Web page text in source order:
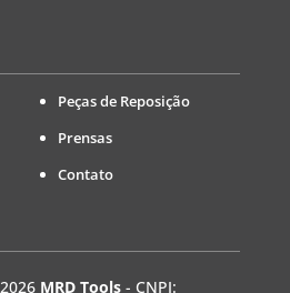
Peças de Reposição
Prensas
Contato
2026 MRD Tools- CNPJ: